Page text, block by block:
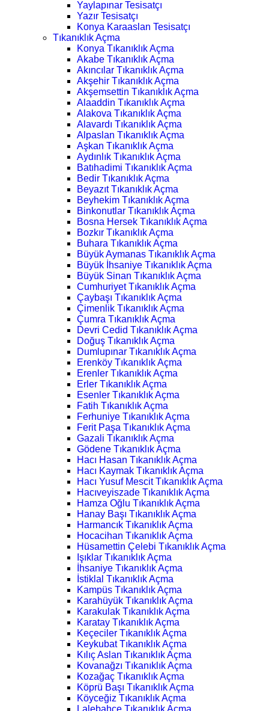
Yaylapınar Tesisatçı
Yazır Tesisatçı
Konya Karaaslan Tesisatçı
Tıkanıklık Açma
Konya Tıkanıklık Açma
Akabe Tıkanıklık Açma
Akıncılar Tıkanıklık Açma
Akşehir Tıkanıklık Açma
Akşemsettin Tıkanıklık Açma
Alaaddin Tıkanıklık Açma
Alakova Tıkanıklık Açma
Alavardı Tıkanıklık Açma
Alpaslan Tıkanıklık Açma
Aşkan Tıkanıklık Açma
Aydınlık Tıkanıklık Açma
Batıhadimi Tıkanıklık Açma
Bedir Tıkanıklık Açma
Beyazıt Tıkanıklık Açma
Beyhekim Tıkanıklık Açma
Binkonutlar Tıkanıklık Açma
Bosna Hersek Tıkanıklık Açma
Bozkır Tıkanıklık Açma
Buhara Tıkanıklık Açma
Büyük Aymanas Tıkanıklık Açma
Büyük İhsaniye Tıkanıklık Açma
Büyük Sinan Tıkanıklık Açma
Cumhuriyet Tıkanıklık Açma
Çaybaşı Tıkanıklık Açma
Çimenlik Tıkanıklık Açma
Çumra Tıkanıklık Açma
Devri Cedid Tıkanıklık Açma
Doğuş Tıkanıklık Açma
Dumlupınar Tıkanıklık Açma
Erenköy Tıkanıklık Açma
Erenler Tıkanıklık Açma
Erler Tıkanıklık Açma
Esenler Tıkanıklık Açma
Fatih Tıkanıklık Açma
Ferhuniye Tıkanıklık Açma
Ferit Paşa Tıkanıklık Açma
Gazali Tıkanıklık Açma
Gödene Tıkanıklık Açma
Hacı Hasan Tıkanıklık Açma
Hacı Kaymak Tıkanıklık Açma
Hacı Yusuf Mescit Tıkanıklık Açma
Hacıveyiszade Tıkanıklık Açma
Hamza Oğlu Tıkanıklık Açma
Hanay Başı Tıkanıklık Açma
Harmancık Tıkanıklık Açma
Hocacihan Tıkanıklık Açma
Hüsamettin Çelebi Tıkanıklık Açma
Işıklar Tıkanıklık Açma
İhsaniye Tıkanıklık Açma
İstiklal Tıkanıklık Açma
Kampüs Tıkanıklık Açma
Karahüyük Tıkanıklık Açma
Karakulak Tıkanıklık Açma
Karatay Tıkanıklık Açma
Keçeciler Tıkanıklık Açma
Keykubat Tıkanıklık Açma
Kılıç Aslan Tıkanıklık Açma
Kovanağzı Tıkanıklık Açma
Kozağaç Tıkanıklık Açma
Köprü Başı Tıkanıklık Açma
Köyceğiz Tıkanıklık Açma